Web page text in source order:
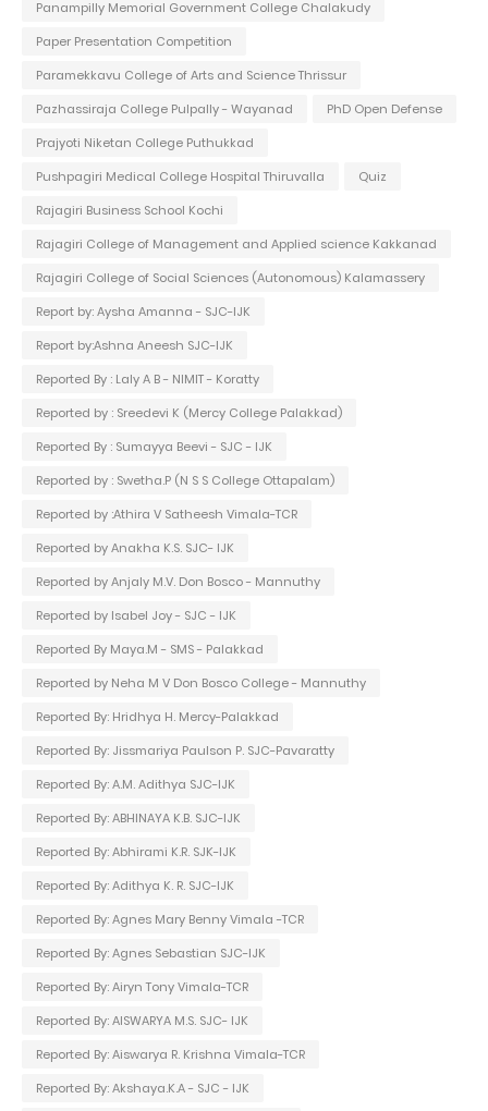
Panampilly Memorial Government College Chalakudy
Paper Presentation Competition
Paramekkavu College of Arts and Science Thrissur
Pazhassiraja College Pulpally - Wayanad
PhD Open Defense
Prajyoti Niketan College Puthukkad
Pushpagiri Medical College Hospital Thiruvalla
Quiz
Rajagiri Business School Kochi
Rajagiri College of Management and Applied science Kakkanad
Rajagiri College of Social Sciences (Autonomous) Kalamassery
Report by: Aysha Amanna - SJC-IJK
Report by:Ashna Aneesh SJC-IJK
Reported By : Laly A B - NIMIT - Koratty
Reported by : Sreedevi K (Mercy College Palakkad)
Reported By : Sumayya Beevi - SJC - IJK
Reported by : Swetha.P (N S S College Ottapalam)
Reported by :Athira V Satheesh Vimala-TCR
Reported by Anakha K.S. SJC- IJK
Reported by Anjaly M.V. Don Bosco - Mannuthy
Reported by Isabel Joy - SJC - IJK
Reported By Maya.M - SMS - Palakkad
Reported by Neha M V Don Bosco College - Mannuthy
Reported By: Hridhya H. Mercy-Palakkad
Reported By: Jissmariya Paulson P. SJC-Pavaratty
Reported By: A.M. Adithya SJC-IJK
Reported By: ABHINAYA K.B. SJC-IJK
Reported By: Abhirami K.R. SJK-IJK
Reported By: Adithya K. R. SJC-IJK
Reported By: Agnes Mary Benny Vimala -TCR
Reported By: Agnes Sebastian SJC-IJK
Reported By: Airyn Tony Vimala-TCR
Reported By: AISWARYA M.S. SJC- IJK
Reported By: Aiswarya R. Krishna Vimala-TCR
Reported By: Akshaya.K.A - SJC - IJK